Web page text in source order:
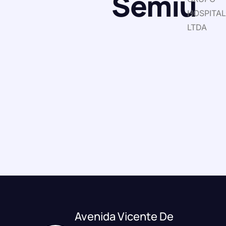
LTDA
Avenida Vicente De